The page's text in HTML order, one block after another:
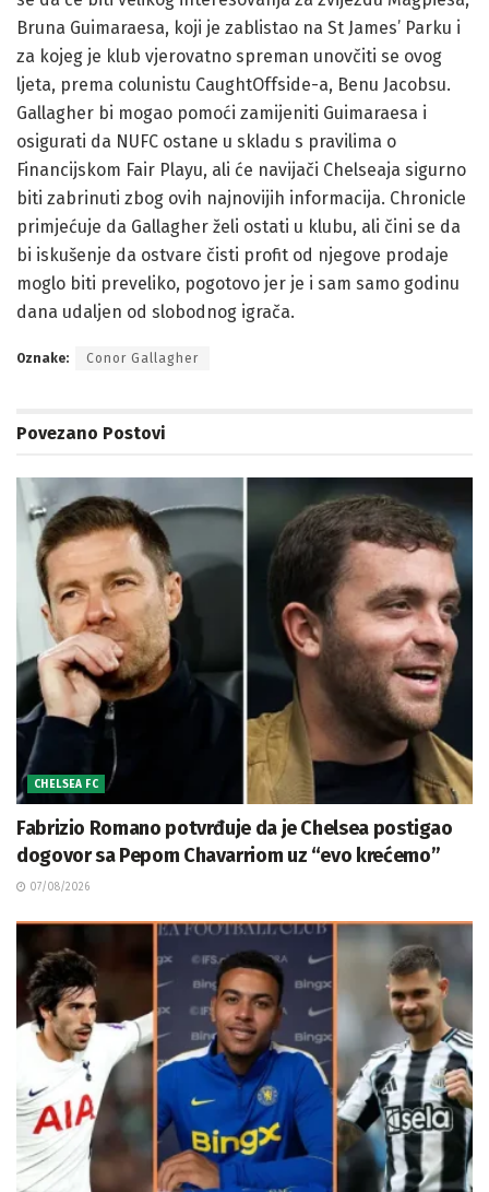
Bruna Guimaraesa, koji je zablistao na St James’ Parku i
za kojeg je klub vjerovatno spreman unovčiti se ovog
ljeta, prema colunistu CaughtOffside-a, Benu Jacobsu.
Gallagher bi mogao pomoći zamijeniti Guimaraesa i
osigurati da NUFC ostane u skladu s pravilima o
Financijskom Fair Playu, ali će navijači Chelseaja sigurno
biti zabrinuti zbog ovih najnovijih informacija. Chronicle
primjećuje da Gallagher želi ostati u klubu, ali čini se da
bi iskušenje da ostvare čisti profit od njegove prodaje
moglo biti preveliko, pogotovo jer je i sam samo godinu
dana udaljen od slobodnog igrača.
Oznake: Conor Gallagher
Povezano Postovi
CHELSEA FC
Fabrizio Romano potvrđuje da je Chelsea postigao
dogovor sa Pepom Chavarriom uz “evo krećemo”
07/08/2026